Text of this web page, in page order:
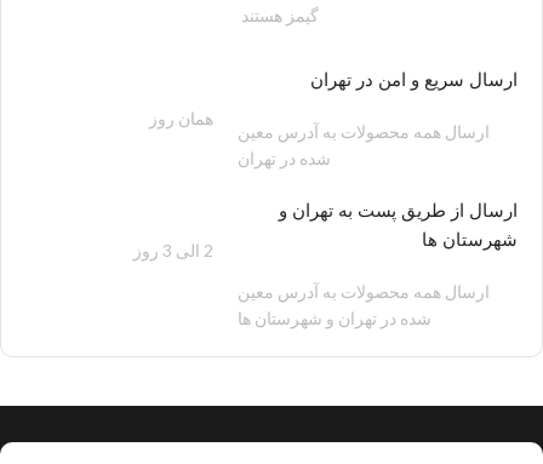
گیمز هستند
ارسال سریع و امن در تهران
ارسال همه محصولات به آدرس معین
شده در تهران
همان روز
ارسال از طریق پست به تهران و
شهرستان ها
ارسال همه محصولات به آدرس معین
شده در تهران و شهرستان ها
2 الی 3 روز